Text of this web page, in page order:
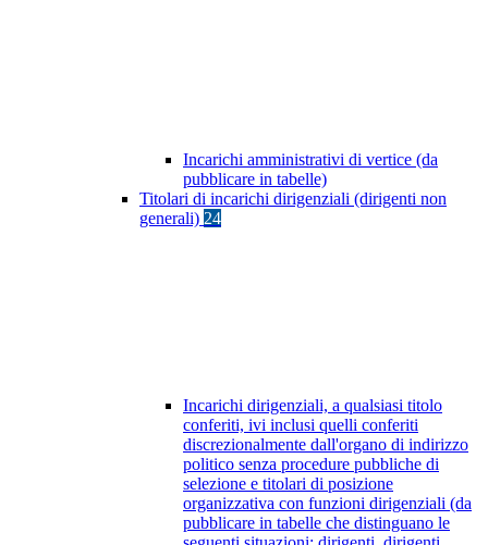
Incarichi amministrativi di vertice (da
pubblicare in tabelle)
Titolari di incarichi dirigenziali (dirigenti non
generali) 24
Incarichi dirigenziali, a qualsiasi titolo
conferiti, ivi inclusi quelli conferiti
discrezionalmente dall'organo di indirizzo
politico senza procedure pubbliche di
selezione e titolari di posizione
organizzativa con funzioni dirigenziali (da
pubblicare in tabelle che distinguano le